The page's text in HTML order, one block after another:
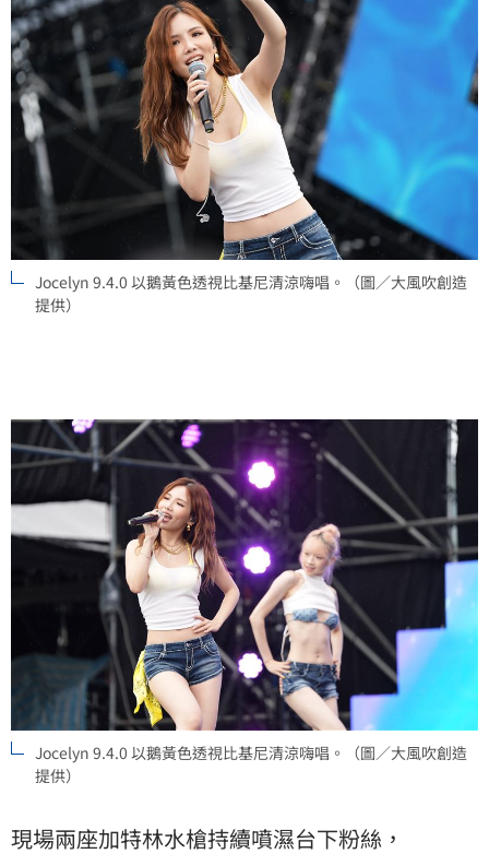
Jocelyn 9.4.0 以鵝黃色透視比基尼清涼嗨唱。（圖／大風吹創造
提供）
Jocelyn 9.4.0 以鵝黃色透視比基尼清涼嗨唱。（圖／大風吹創造
提供）
現場兩座加特林水槍持續噴濕台下粉絲，